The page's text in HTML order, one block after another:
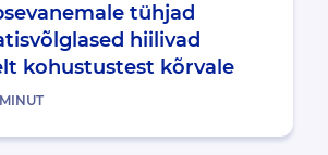
tühjad
hiilivad
kohustustest kõrvale
MINUT